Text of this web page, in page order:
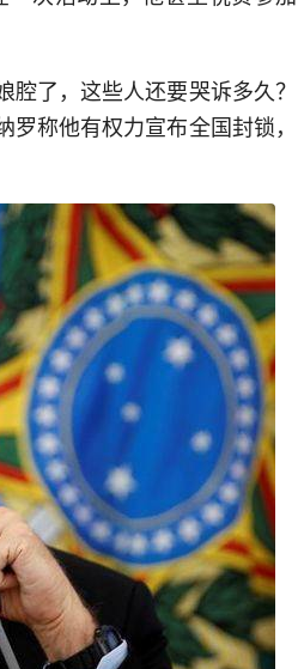
了，这些人还要哭诉多久？
称他有权力宣布全国封锁，